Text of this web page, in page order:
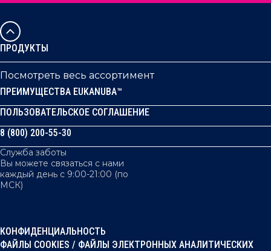
ПРОДУКТЫ
Посмотреть весь ассортимент
ПРЕИМУЩЕСТВА EUKANUBA™
ПОЛЬЗОВАТЕЛЬСКОЕ СОГЛАШЕНИЕ
8 (800) 200-55-30
Служба заботы
Вы можете связаться с нами
каждый день с 9:00-21:00 (по
МСК)
КОНФИДЕНЦИАЛЬНОСТЬ
ФАЙЛЫ COOKIES / ФАЙЛЫ ЭЛЕКТРОННЫХ АНАЛИТИЧЕСКИХ